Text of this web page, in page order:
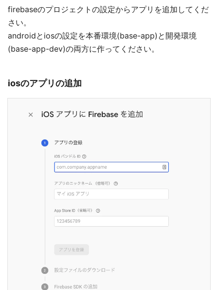
firebaseのプロジェクトの設定からアプリを追加してくだ
さい。
androidとiosの設定を本番環境(base-app)と開発環境
(base-app-dev)の両方に作ってください。
iosのアプリの追加